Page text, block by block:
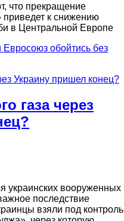
что прекращение
приведет к снижению
в Центральной Европе
обойтись без
газа через
украинских вооруженных
последствие
взяли под контроль